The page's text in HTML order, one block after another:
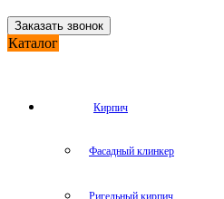
Заказать звонок
Каталог
Кирпич
Фасадный клинкер
Ригельный кирпич